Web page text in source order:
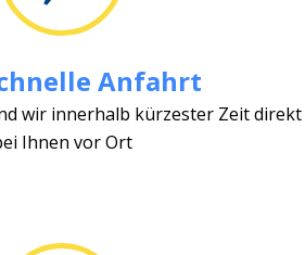
Anfahrt
wir innerhalb kürzester Zeit direkt
Ihnen vor Ort